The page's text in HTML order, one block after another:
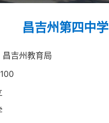
昌吉州第四中学
昌吉州教育局